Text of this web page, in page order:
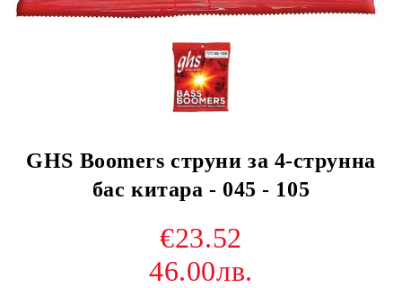
GHS Boomers струни за 4-струнна
бас китара - 045 - 105
€23.52
46.00лв.